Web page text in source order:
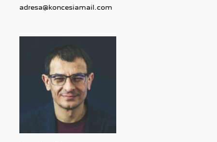
adresa@koncesiamail.com